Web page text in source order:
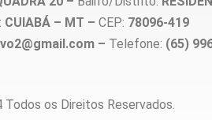
CUIABÁ – MT – CEP: 78096-419
– Telefone: (65)
os Direitos Reservados.